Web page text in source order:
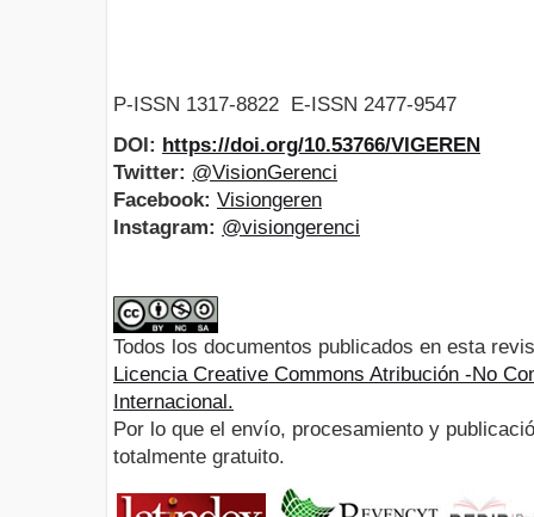
P-ISSN 1317-8822 E-ISSN 2477-9547
DOI: https://doi.org/10.53766/VIGEREN
Twitter: @VisionGerenci
Facebook: Visiongeren
Instagram: @visiongerenci
Todos los documentos publicados en esta
Licencia Creative Commons Atribución -No
Internacional.
Por lo que el envío, procesamiento y
totalmente gratuito.